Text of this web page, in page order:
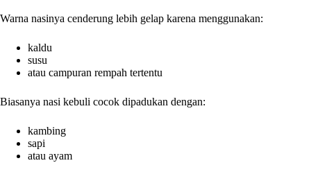
Warna nasinya cenderung lebih gelap karena menggunakan:
kaldu
susu
atau campuran rempah tertentu
Biasanya nasi kebuli cocok dipadukan dengan:
kambing
sapi
atau ayam